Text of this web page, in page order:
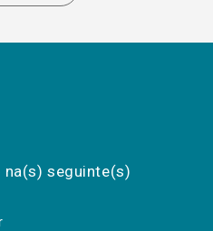
na(s) seguinte(s)